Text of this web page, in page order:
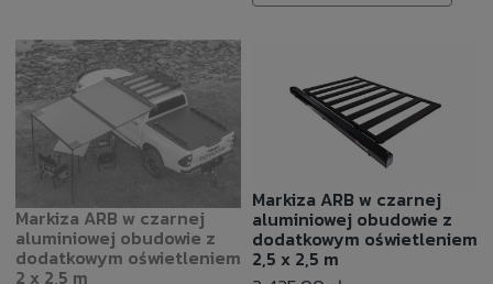
Markiza ARB w czarnej
aluminiowej obudowie z
dodatkowym oświetleniem
2 x 2,5 m
Markiza ARB w czarnej
aluminiowej obudowie z
dodatkowym oświetleniem
2,5 x 2,5 m